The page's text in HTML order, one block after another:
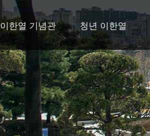
이한열 기념관 청년 이한열